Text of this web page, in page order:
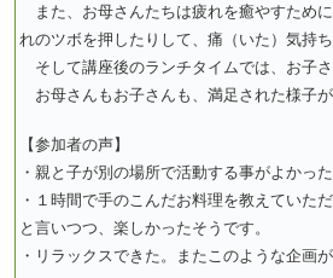
また、お母さんたちは疲れを癒やすため
れのツボを押したりして、痛（いた）気持
そして講座後のランチタイムでは、お子
お母さんもお子さんも、満足された様子が
【参加者の声】
・親と子が別の場所で活動する事がよかっ
・１時間で手のこんだお料理を教えていた
と言いつつ、楽しかったそうです。
・リラックスできた。またこのような企画